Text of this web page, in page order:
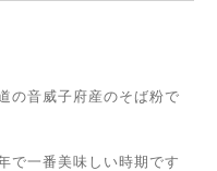
の音威子府産のそば粉で
で一番美味しい時期です